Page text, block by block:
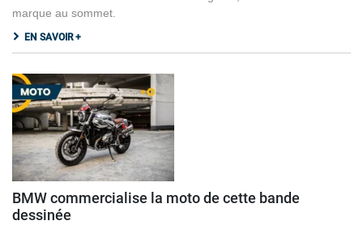
marque au sommet.
EN SAVOIR +
BMW commercialise la moto de cette bande
dessinée